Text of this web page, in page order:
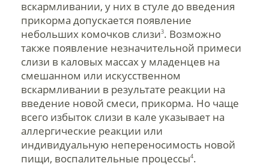
вскармливании, у них в стуле до введения
прикорма допускается появление
небольших комочков слизи3. Возможно
также появление незначительной примеси
слизи в каловых массах у младенцев на
смешанном или искусственном
вскармливании в результате реакции на
введение новой смеси, прикорма. Но чаще
всего избыток слизи в кале указывает на
аллергические реакции или
индивидуальную непереносимость новой
пищи, воспалительные процессы4.